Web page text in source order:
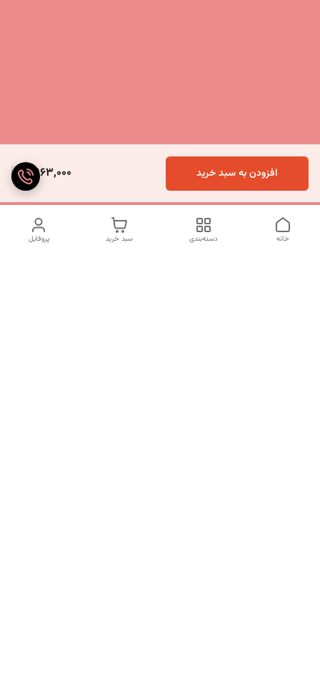
9,963,000 افزودن به سبد خرید
پروفایل سبد خرید دسته‌بندی خانه